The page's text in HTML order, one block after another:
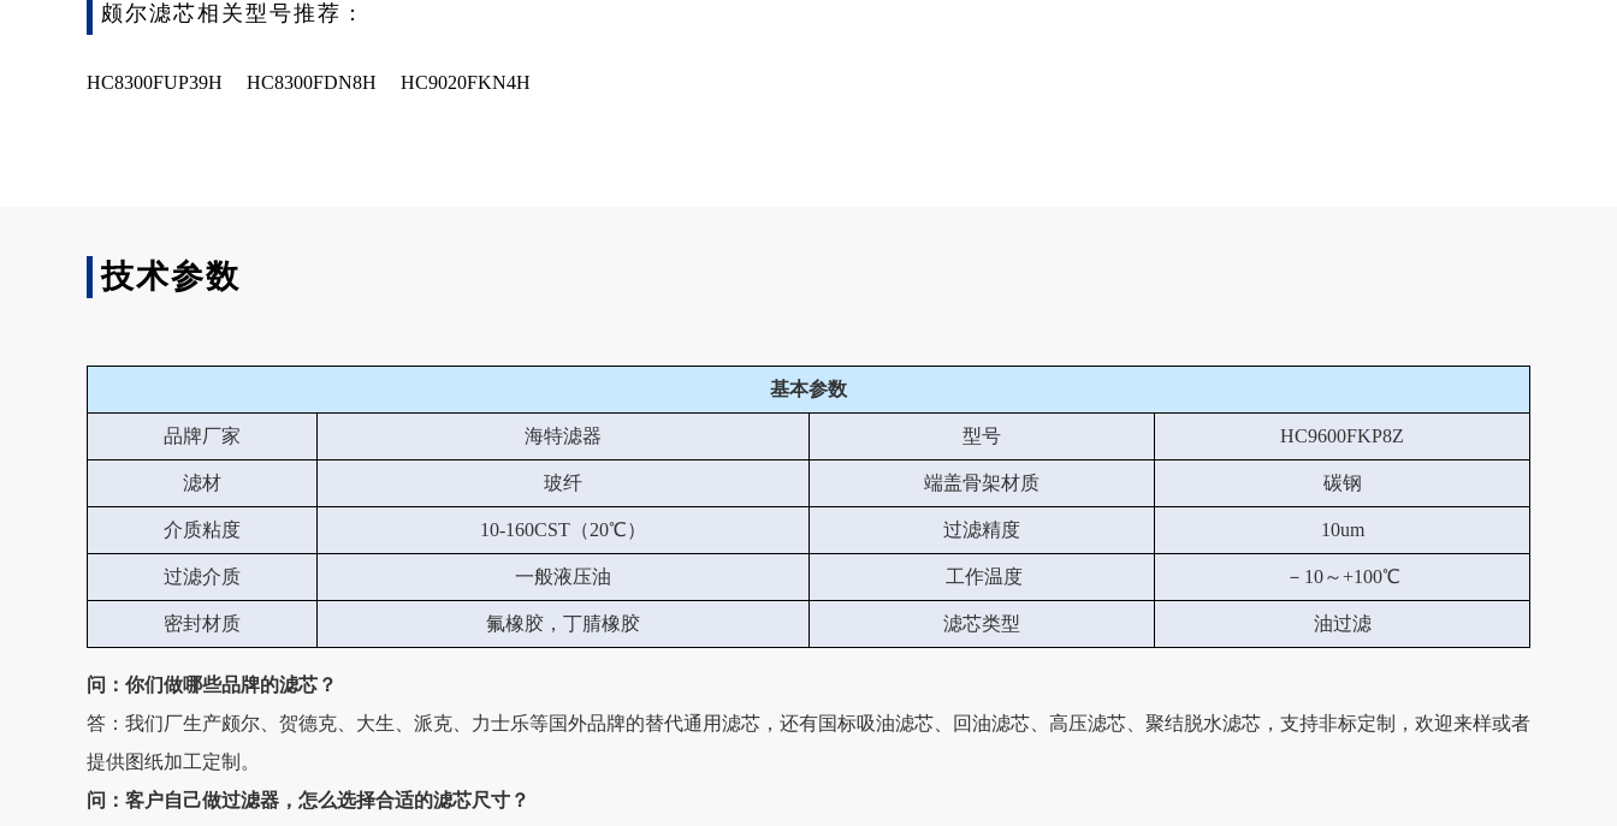
颇尔滤芯相关型号推荐：
HC8300FUP39H HC8300FDN8H HC9020FKN4H
技术参数
基本参数
品牌厂家 海特滤器 型号 HC9600FKP8Z
滤材 玻纤 端盖骨架材质 碳钢
介质粘度 10-160CST（20℃） 过滤精度 10um
过滤介质 一般液压油 工作温度 －10～+100℃
密封材质 氟橡胶，丁腈橡胶 滤芯类型 油过滤
问：你们做哪些品牌的滤芯？
答：我们厂生产颇尔、贺德克、大生、派克、力士乐等国外品牌的替代通用滤芯，还有国标吸油滤芯、回油滤芯、高压滤芯、聚结脱水滤芯，支持非标定制，欢迎来样或者
提供图纸加工定制。
问：客户自己做过滤器，怎么选择合适的滤芯尺寸？